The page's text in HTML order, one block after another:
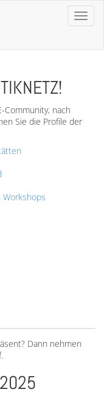
Toggle
Community, nach
Sie die Profile der
Dann nehmen